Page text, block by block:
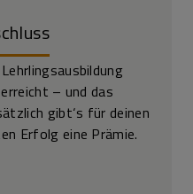
– und das
gibt‘s für deinen
Erfolg eine Prämie.